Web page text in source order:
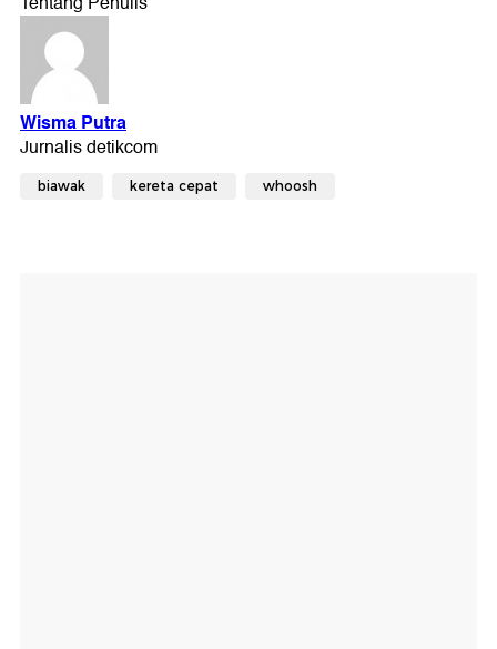
biawak kereta cepat whoosh